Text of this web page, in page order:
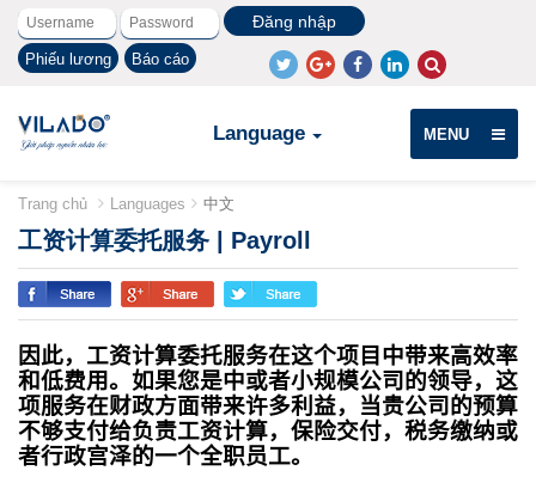
Phiếu lương Báo cáo
Language MENU
Trang chủ Languages 中文
工资计算委托服务 | Payroll
因此，工资计算委托服务在这个项目中带来高效率
和低费用。如果您是中或者小规模公司的领导，这
项服务在财政方面带来许多利益，当贵公司的预算
不够支付给负责工资计算，保险交付，税务缴纳或
者行政宫泽的一个全职员工。